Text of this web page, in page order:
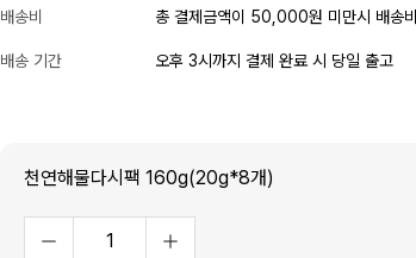
배송비 총 결제금액이 50,000원 미만시 배송
배송 기간 오후 3시까지 결제 완료 시 당일 출고
천연해물다시팩 160g(20g*8개)